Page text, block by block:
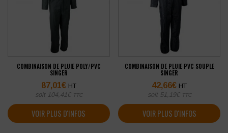
COMBINAISON DE PLUIE POLY/PVC
SINGER
87,01€ HT
soit 104,41 € TTC
VOIR PLUS D'INFOS
COMBINAISON DE PLUIE PVC SOUPLE
SINGER
42,66€ HT
soit 51,19€ TTC
VOIR PLUS D'INFOS